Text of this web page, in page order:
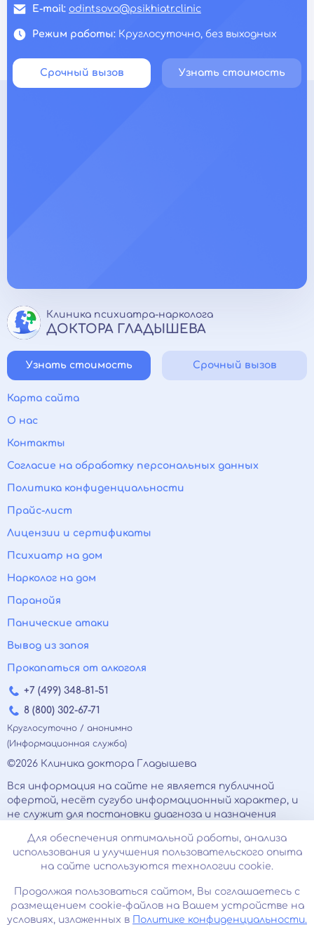
E-mail: odintsovo@psikhiatr.clinic
Режим работы: Круглосуточно, без выходных
Срочный вызов Узнать стоимость
Клиника психиатра-нарколога
ДОКТОРА ГЛАДЫШЕВА
Узнать стоимость Срочный вызов
Карта сайта
О нас
Контакты
Согласие на обработку персональных данных
Политика конфиденциальности
Прайс-лист
Лицензии и сертификаты
Психиатр на дом
Нарколог на дом
Паранойя
Панические атаки
Вывод из запоя
Прокапаться от алкоголя
+7 (499) 348-81-51
8 (800) 302-67-71
Круглосуточно / анонимно
(Информационная служба)
©2026 Клиника доктора Гладышева
Вся информация на сайте не является публичной
офертой, несёт сугубо информационный характер, и
не служит для постановки диагноза и назначения
Есть противопоказания, необходимо
проконсультироваться с врачом. Консультационные
услуги, оказываемые по телефону, мессенджерам и в
соцсетях носят исключительно информационный
характер и не являются медицинскими услугами.
Оставаясь на сайте вы соглашаетесь на
Для обеспечения оптимальной работы, анализа
использования и улучшения пользовательского опыта
на сайте используются технологии cookie.
Продолжая пользоваться сайтом, Вы соглашаетесь с
размещением cookie-файлов на Вашем устройстве на
условиях, изложенных в
Политике конфиденциальности.